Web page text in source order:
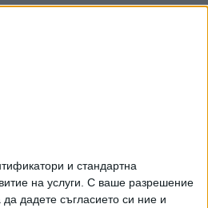
и стандартна
на услуги. С ваше разрешение
дадете съгласието си ние и